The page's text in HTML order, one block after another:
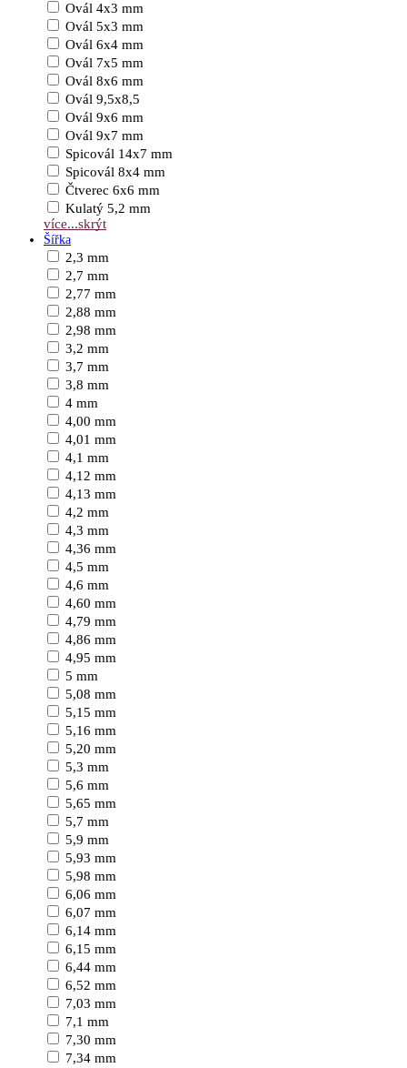
Ovál 4x3 mm
Ovál 5x3 mm
Ovál 6x4 mm
Ovál 7x5 mm
Ovál 8x6 mm
Ovál 9,5x8,5
Ovál 9x6 mm
Ovál 9x7 mm
Spicovál 14x7 mm
Spicovál 8x4 mm
Čtverec 6x6 mm
Kulatý 5,2 mm
více...skrýt
Šířka
2,3 mm
2,7 mm
2,77 mm
2,88 mm
2,98 mm
3,2 mm
3,7 mm
3,8 mm
4 mm
4,00 mm
4,01 mm
4,1 mm
4,12 mm
4,13 mm
4,2 mm
4,3 mm
4,36 mm
4,5 mm
4,6 mm
4,60 mm
4,79 mm
4,86 mm
4,95 mm
5 mm
5,08 mm
5,15 mm
5,16 mm
5,20 mm
5,3 mm
5,6 mm
5,65 mm
5,7 mm
5,9 mm
5,93 mm
5,98 mm
6,06 mm
6,07 mm
6,14 mm
6,15 mm
6,44 mm
6,52 mm
7,03 mm
7,1 mm
7,30 mm
7,34 mm